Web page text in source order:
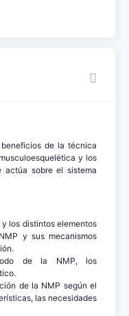
de la técnica
y los
actúa sobre el sistema
los distintos elementos
y sus mecanismos
de la NMP, los
de la NMP según el
las necesidades